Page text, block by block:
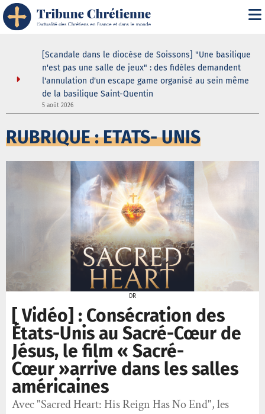
[Scandale dans le diocèse de Soissons] "Une basilique
n'est pas une salle de jeux" : des fidèles demandent
l'annulation d'un escape game organisé au sein même
de la basilique Saint-Quentin
5 août 2026
RUBRIQUE : ETATS- UNIS
DR
[ Vidéo] : Consécration des
États-Unis au Sacré-Cœur de
Jésus, le film « Sacré-
Cœur »arrive dans les salles
américaines
Avec "Sacred Heart: His Reign Has No End", les